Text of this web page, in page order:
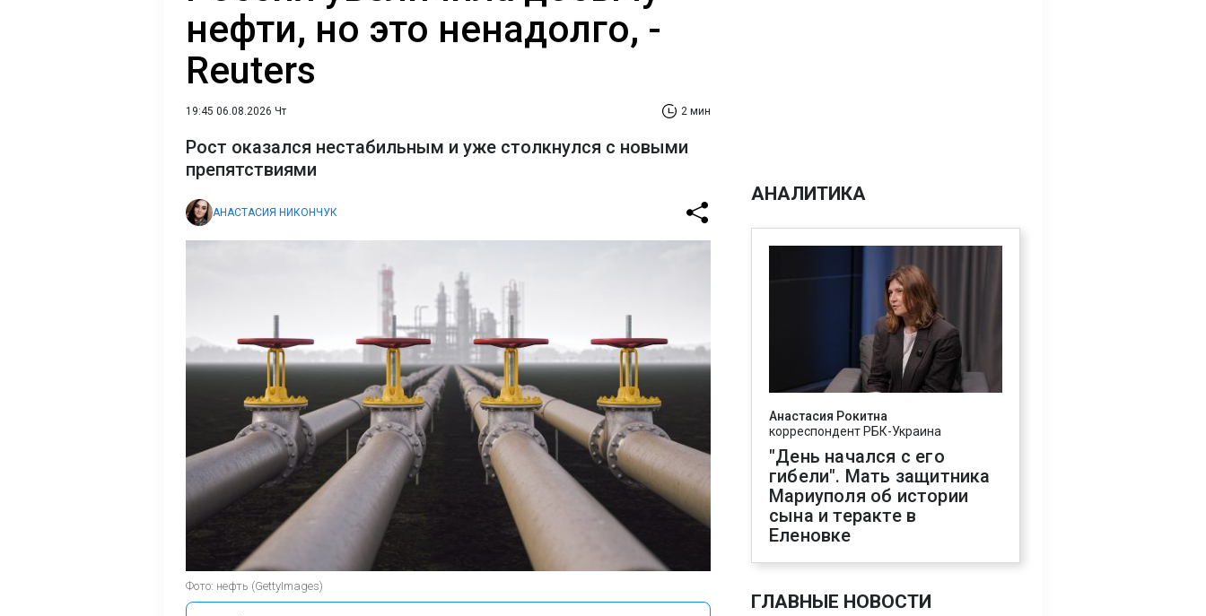
нефти, но это ненадолго, -
Reuters
19:45 06.08.2026 Чт 2 мин
Рост оказался нестабильным и уже столкнулся с новыми
препятствиями
АНАСТАСИЯ НИКОНЧУК
Фото: нефть (GettyImages)
АНАЛИТИКА
Анастасия Рокитна
корреспондент РБК-Украина
"День начался с его
гибели". Мать защитника
Мариуполя об истории
сына и теракте в
Еленовке
ГЛАВНЫЕ НОВОСТИ